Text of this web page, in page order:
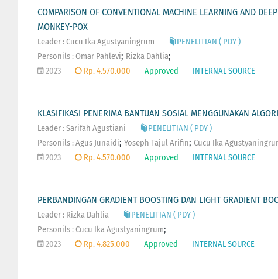
COMPARISON OF CONVENTIONAL MACHINE LEARNING AND
MONKEY-POX
Leader : Cucu Ika Agustyaningrum
PENELITIAN ( PDY )
Personils :Omar Pahlevi; Rizka Dahlia;
2023 Rp. 4.570.000 Approved INTERNAL SOURCE
KLASIFIKASI PENERIMA BANTUAN SOSIAL MENGGUNAKAN
Leader : Sarifah Agustiani
PENELITIAN ( PDY )
Personils :Agus Junaidi; Yoseph Tajul Arifin; Cucu Ika
2023 Rp. 4.570.000 Approved INTERNAL SOURCE
PERBANDINGAN GRADIENT BOOSTING DAN LIGHT GRADIENT
Leader : Rizka Dahlia
PENELITIAN ( PDY )
Personils :Cucu Ika Agustyaningrum;
2023 Rp. 4.825.000 Approved INTERNAL SOURCE